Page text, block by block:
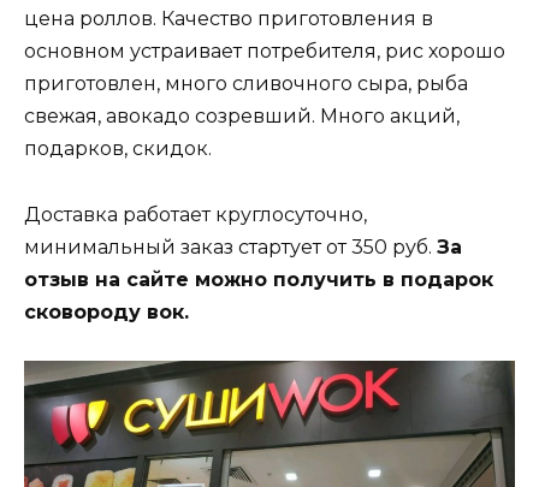
цена роллов. Качество приготовления в
основном устраивает потребителя, рис хорошо
приготовлен, много сливочного сыра, рыба
свежая, авокадо созревший. Много акций,
подарков, скидок.
Доставка работает круглосуточно,
минимальный заказ стартует от 350 руб. За
отзыв на сайте можно получить в подарок
сковороду вок.